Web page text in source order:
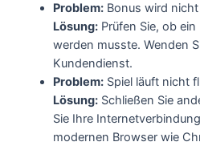
Problem: Bonus wird
Lösung: Prüfen Sie, ob
werden musste. Wenden
Kundendienst.
Problem: Spiel läuft nicht
Lösung: Schließen Sie
Sie Ihre
modernen Browser wie